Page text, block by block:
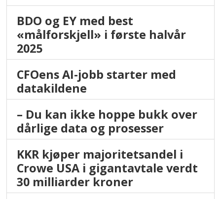
BDO og EY med best
«målforskjell» i første halvår
2025
CFOens AI-jobb starter med
datakildene
– Du kan ikke hoppe bukk over
dårlige data og prosesser
KKR kjøper majoritetsandel i
Crowe USA i gigantavtale verdt
30 milliarder kroner